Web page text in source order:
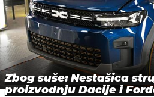
Zbog suše: Nestašica
proizvodnju Dacije i